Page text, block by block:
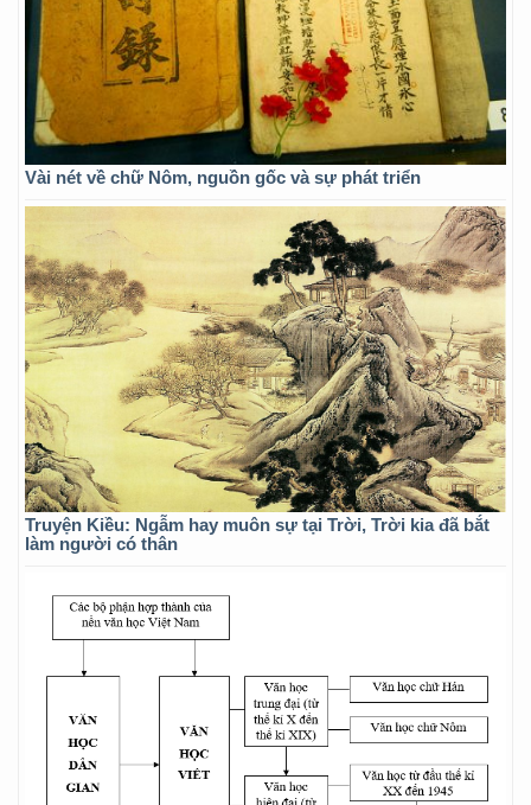
Vài nét về chữ Nôm, nguồn gốc và sự phát triển
Truyện Kiều: Ngẫm hay muôn sự tại Trời, Trời kia đã bắt
làm người có thân